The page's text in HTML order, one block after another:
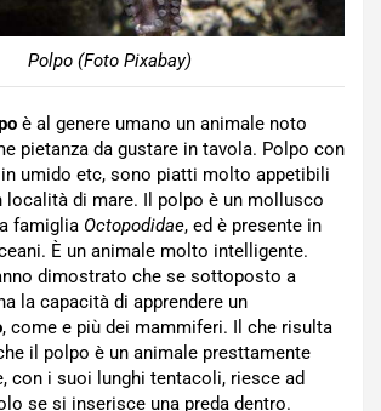
Polpo (Foto Pixabay)
è al genere umano un animale noto
pietanza da gustare in tavola. Polpo con
umido etc, sono piatti molto appetibili
località di mare. Il polpo è un mollusco
famiglia Octopodidae, ed è presente in
È un animale molto intelligente.
dimostrato che se sottoposto a
la capacità di apprendere un
, come e più dei mammiferi. Il che risulta
il polpo è un animale presttamente
con i suoi lunghi tentacoli, riesce ad
se si inserisce una preda dentro.